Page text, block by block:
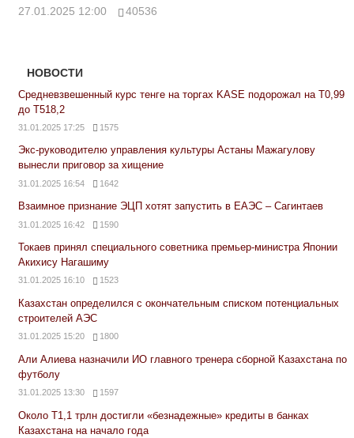
27.01.2025 12:00 40536
НОВОСТИ
Средневзвешенный курс тенге на торгах KASE подорожал на Т0,99
до Т518,2
31.01.2025 17:25 1575
Экс-руководителю управления культуры Астаны Мажагулову
вынесли приговор за хищение
31.01.2025 16:54 1642
Взаимное признание ЭЦП хотят запустить в ЕАЭС – Сагинтаев
31.01.2025 16:42 1590
Токаев принял специального советника премьер-министра Японии
Акихису Нагашиму
31.01.2025 16:10 1523
Казахстан определился с окончательным списком потенциальных
строителей АЭС
31.01.2025 15:20 1800
Али Алиева назначили ИО главного тренера сборной Казахстана по
футболу
31.01.2025 13:30 1597
Около Т1,1 трлн достигли «безнадежные» кредиты в банках
Казахстана на начало года